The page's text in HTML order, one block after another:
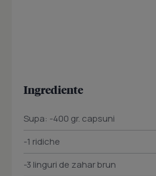
Ingrediente
Supa: -400 gr. capsuni
-1 ridiche
-3 linguri de zahar brun